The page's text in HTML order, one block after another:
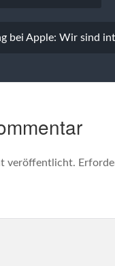
bei Apple: Wir sind
veröffentlicht.